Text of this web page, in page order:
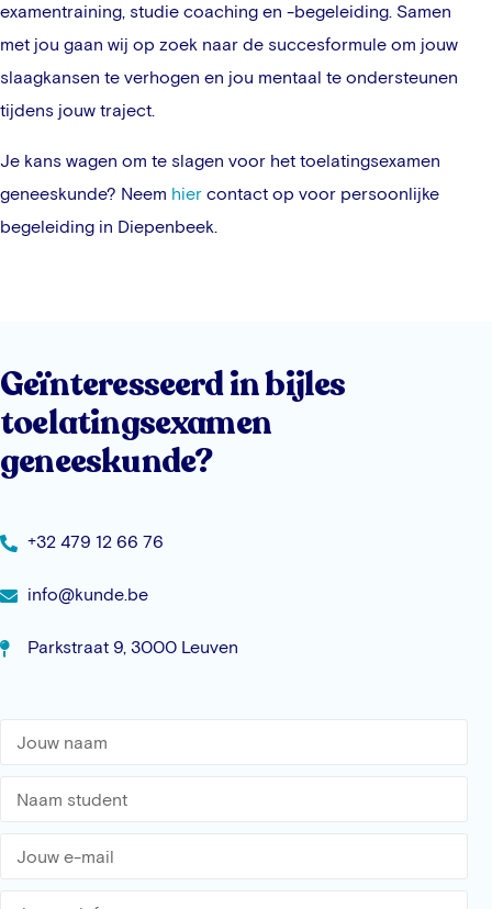
examentraining, studie coaching en -begeleiding. Samen
met jou gaan wij op zoek naar de succesformule om jouw
slaagkansen te verhogen en jou mentaal te ondersteunen
tijdens jouw traject.
Je kans wagen om te slagen voor het toelatingsexamen
geneeskunde? Neem hier contact op voor persoonlijke
begeleiding in Diepenbeek.
Geïnteresseerd in bijles
toelatingsexamen
geneeskunde?
+32 479 12 66 76
info@kunde.be
Parkstraat 9, 3000 Leuven